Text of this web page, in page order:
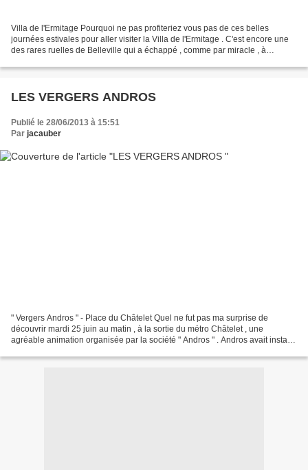
Villa de l'Ermitage Pourquoi ne pas profiteriez vous pas de ces belles
journées estivales pour aller visiter la Villa de l'Ermitage . C'est encore une
des rares ruelles de Belleville qui a échappé , comme par miracle , à
LES VERGERS ANDROS
Publié le 28/06/2013 à 15:51
Par jacauber
" Vergers Andros " - Place du Châtelet Quel ne fut pas ma surprise de
découvrir mardi 25 juin au matin , à la sortie du métro Châtelet , une
agréable animation organisée par la société " Andros " . Andros avait installé